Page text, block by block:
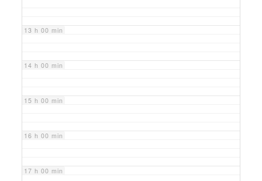
13 h 00 min
14 h 00 min
15 h 00 min
16 h 00 min
17 h 00 min